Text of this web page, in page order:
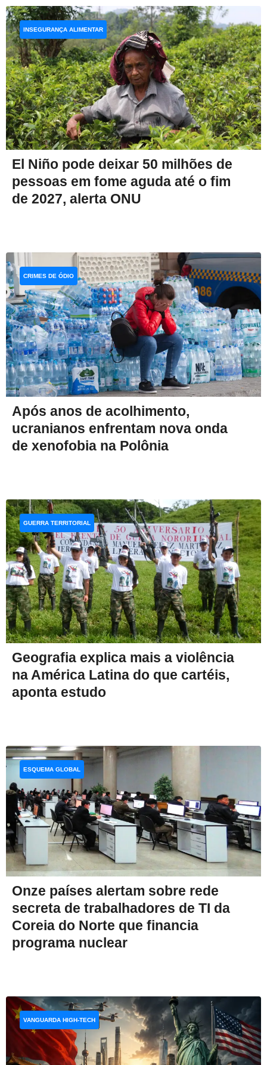
El Niño pode deixar 50 milhões de
pessoas em fome aguda até o fim
de 2027, alerta ONU
INSEGURANÇA ALIMENTAR
Após anos de acolhimento,
ucranianos enfrentam nova onda
de xenofobia na Polônia
CRIMES DE ÓDIO
Geografia explica mais a violência
na América Latina do que cartéis,
aponta estudo
GUERRA TERRITORIAL
Onze países alertam sobre rede
secreta de trabalhadores de TI da
Coreia do Norte que financia
programa nuclear
ESQUEMA GLOBAL
VANGUARDA HIGH-TECH